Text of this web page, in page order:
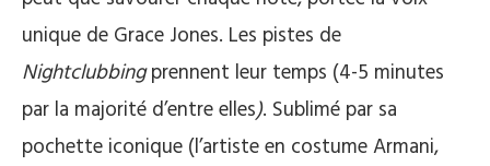
unique de Grace Jones. Les pistes de
Nightclubbingprennent leur temps (4-5 minutes
par la majorité d’entre elles). Sublimé par sa
pochette iconique (l’artiste en costume Armani,